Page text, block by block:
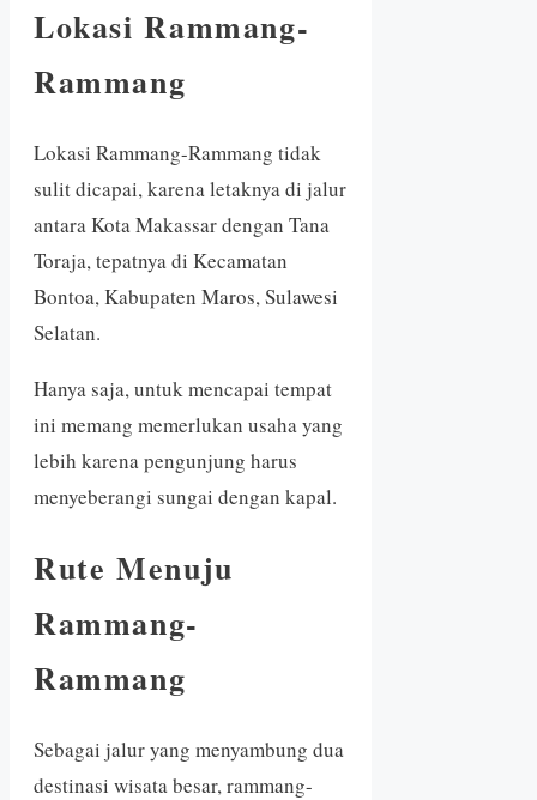
Lokasi Rammang-
Rammang
Lokasi Rammang-Rammang tidak
sulit dicapai, karena letaknya di jalur
antara Kota Makassar dengan Tana
Toraja, tepatnya di Kecamatan
Bontoa, Kabupaten Maros, Sulawesi
Selatan.
Hanya saja, untuk mencapai tempat
ini memang memerlukan usaha yang
lebih karena pengunjung harus
menyeberangi sungai dengan kapal.
Rute Menuju
Rammang-
Rammang
Sebagai jalur yang menyambung dua
destinasi wisata besar, rammang-